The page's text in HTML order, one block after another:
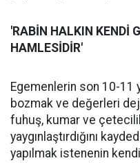
'RABİN HALKIN KENDİ
HAMLESİDİR'
Egemenlerin son 10-11
bozmak ve değerleri
fuhuş, kumar ve
yaygınlaştırdığını
yapılmak istenenin